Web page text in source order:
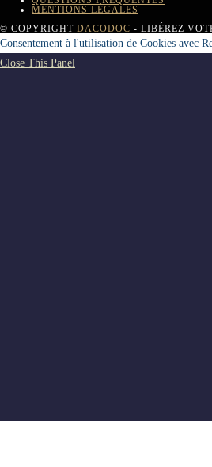
MENTIONS LÉGALES
© COPYRIGHT DACODOC - LIBÉREZ
Consentement à l'utilisation de Cookies avec
Close This Panel